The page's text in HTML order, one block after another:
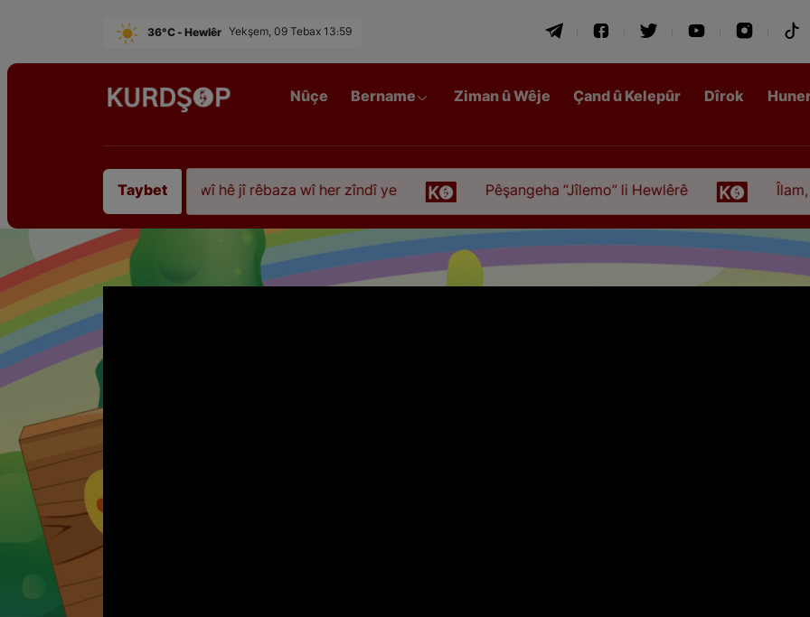
36°C - Hewlêr Yekşem, 09 Tebax 13:59
Nûçe Bername Ziman û Wêje Çand û Kelepûr Dîrok
Taybet
sal ji şehîdbûna wî hê jî rêbaza wî her zîndî ye Pêşangeha “Jîlemo” li Hewlêrê